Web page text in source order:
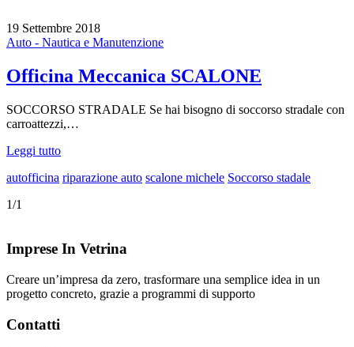
19 Settembre 2018
Auto - Nautica e Manutenzione
Officina Meccanica SCALONE
SOCCORSO STRADALE Se hai bisogno di soccorso stradale con
carroattezzi,…
Leggi tutto
autofficina riparazione auto scalone michele Soccorso stadale
1/1
Imprese In Vetrina
Creare un’impresa da zero, trasformare una semplice idea in un
progetto concreto, grazie a programmi di supporto
Contatti